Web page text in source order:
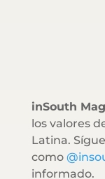
inSouth
los valores
Latina.
como
informado.